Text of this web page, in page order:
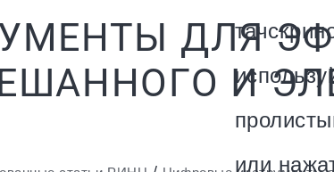
или
ДЛЯ
И